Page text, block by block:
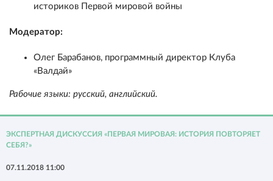
историков Первой мировой войны
Модератор:
Олег Барабанов, программный директор Клуба
«Валдай»
Рабочие языки: русский, английский.
ЭКСПЕРТНАЯ ДИСКУССИЯ «ПЕРВАЯ МИРОВАЯ: ИСТОРИЯ ПОВТОРЯЕТ
СЕБЯ?»
07.11.2018 11:00